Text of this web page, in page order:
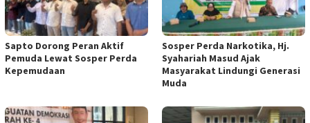
Sapto Dorong Peran Aktif
Pemuda Lewat Sosper Perda
Kepemudaan
Sosper Perda Narkotika, Hj.
Syahariah Masud Ajak
Masyarakat Lindungi Generasi
Muda